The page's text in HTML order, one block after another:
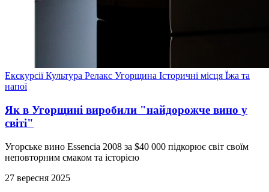
ЕкскурсіїКультура Релакс Угорщина Історичні місця Їжа та
напої
Як в Угорщині виробили "найдорожче вино у
світі"
Угорське вино Essencia 2008 за $40 000 підкорює світ своїм
неповторним смаком та історією
27 вересня 2025